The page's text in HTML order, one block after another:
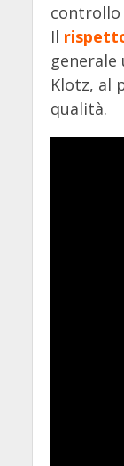
controllo
Il
Klotz, al
qualità.